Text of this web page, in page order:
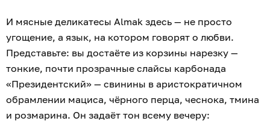
И мясные деликатесы Almak здесь — не просто
угощение, а язык, на котором говорят о любви.
Представьте: вы достаёте из корзины нарезку —
тонкие, почти прозрачные слайсы карбонада
«Президентский» — свинины в аристократичном
обрамлении мациса, чёрного перца, чеснока, тмина
и розмарина. Он задаёт тон всему вечеру: